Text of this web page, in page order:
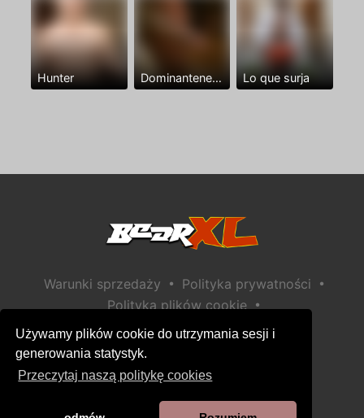
Używamy plików cookie do utrzymania sesji i
generowania statystyk.
Przeczytaj naszą politykę cookies
Hunter Dominantenegro ya Lo que surja
Warunki sprzedaży • Polityka prywatności •
Polityka plików cookie •
Polityka bezpieczeństwa dzieci
Pomoc / Kontakt